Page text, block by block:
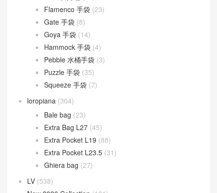
DIOR TOUJOURS(30)
Lady D-Joy(26)
Lady Dior(37)
Fendi (582)
Baguette(51)
By The Way (23)
Fendigraphy(18)
Peekaboo
Sunshine
(10)
Goyard(523)
Gucci (270)
LOEWE(349)
Cubi 斜挎包 (20)
Flamenco 手袋